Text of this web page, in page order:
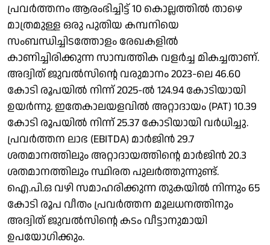
പ്രവർത്തനം ആരംഭിച്ചിട്ട് 10 കൊല്ലത്തിൽ താഴെ
മാത്രമുള്ള ഒരു പുതിയ കമ്പനിയെ
സംബന്ധിച്ചിടത്തോളം രേഖകളിൽ
കാണിച്ചിരിക്കുന്ന സാമ്പത്തിക വളർച്ച മികച്ചതാണ്.
അദ്വിത് ജുവൽസിന്റെ വരുമാനം 2023-ലെ 46.60
കോടി രൂപയിൽ നിന്ന് 2025-ൽ 124.94 കോടിയായി
ഉയർന്നു. ഇതേകാലയളവിൽ അറ്റാദായം (PAT) 10.39
കോടി രൂപയിൽ നിന്ന് 25.37 കോടിയായി വർധിച്ചു.
പ്രവർത്തന ലാഭ (EBITDA) മാർജിൻ 29.7
ശതമാനത്തിലും അറ്റാദായത്തിന്റെ മാർജിൻ 20.3
ശതമാനത്തിലും സ്ഥിരത പുലർത്തുന്നുണ്ട്.
ഐ.പി.ഒ വഴി സമാഹരിക്കുന്ന തുകയിൽ നിന്നും 65
കോടി രൂപ വീതം പ്രവർത്തന മൂലധനത്തിനും
അദ്വിത് ജുവൽസിന്റെ കടം വീട്ടാനുമായി
ഉപയോഗിക്കും.